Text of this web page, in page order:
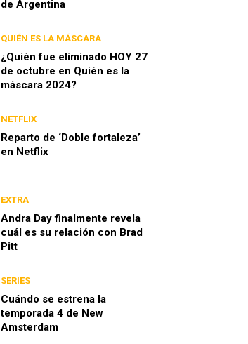
de Argentina
QUIÉN ES LA MÁSCARA
¿Quién fue eliminado HOY 27
de octubre en Quién es la
máscara 2024?
NETFLIX
Reparto de ‘Doble fortaleza’
en Netflix
EXTRA
Andra Day finalmente revela
cuál es su relación con Brad
Pitt
SERIES
Cuándo se estrena la
temporada 4 de New
Amsterdam